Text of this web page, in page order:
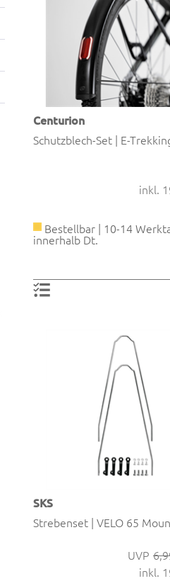
Centurion
Schutzblech-Set | E-
inkl.
Bestellbar | 10-14
innerhalb Dt.
SKS
Strebenset | VELO 65
inkl.